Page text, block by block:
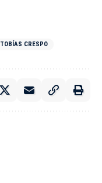
TOBÍAS CRESPO